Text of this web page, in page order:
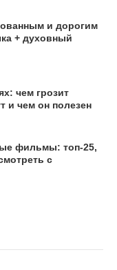
и дорогим
+ духовный
чем грозит
и чем он полезен
фильмы: топ-25,
с